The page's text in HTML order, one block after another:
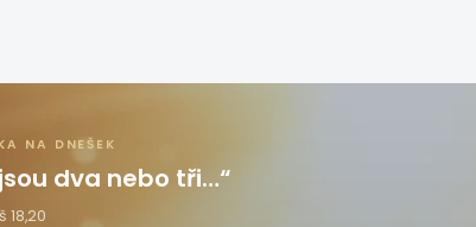
NA DNEŠEK
dva nebo tři…“
18,20